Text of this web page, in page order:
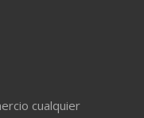
cualquier